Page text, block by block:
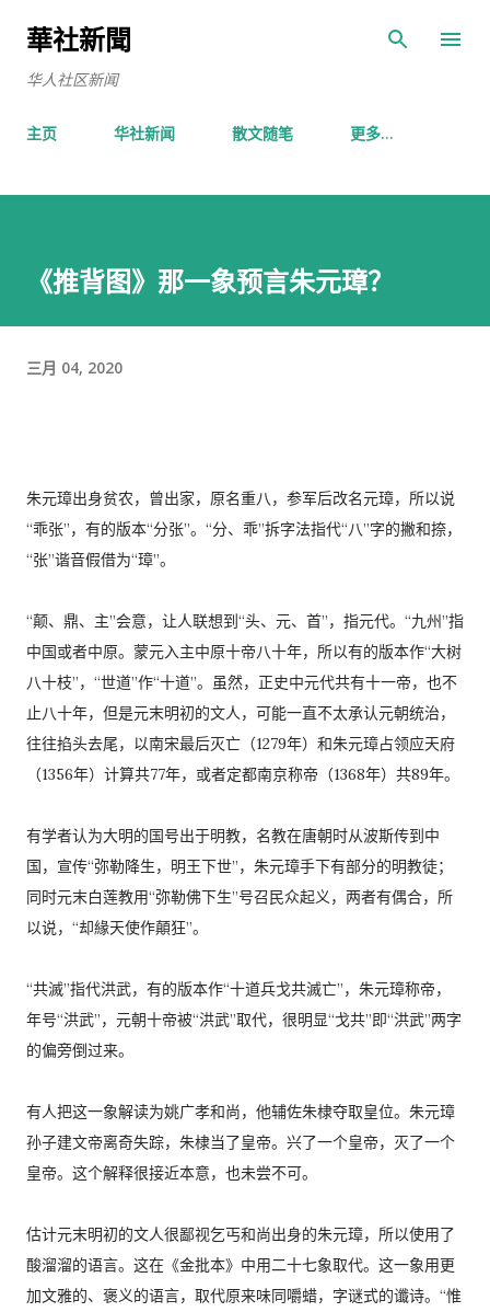
華社新聞
华人社区新闻
主页 华社新闻 散文随笔 更多…
《推背图》那一象预言朱元璋？
三月 04, 2020
朱元璋出身贫农，曾出家，原名重八，参军后改名元璋，所以说
“乖张”，有的版本“分张”。“分、乖”拆字法指代“八”字的撇和捺，
“张”谐音假借为“璋”。
“颠、鼎、主”会意，让人联想到“头、元、首”，指元代。“九州”指
中国或者中原。蒙元入主中原十帝八十年，所以有的版本作“大树
八十枝”，“世道”作“十道”。虽然，正史中元代共有十一帝，也不
止八十年，但是元末明初的文人，可能一直不太承认元朝统治，
往往掐头去尾，以南宋最后灭亡（1279年）和朱元璋占领应天府
（1356年）计算共77年，或者定都南京称帝（1368年）共89年。
有学者认为大明的国号出于明教，名教在唐朝时从波斯传到中
国，宣传“弥勒降生，明王下世”，朱元璋手下有部分的明教徒；
同时元末白莲教用“弥勒佛下生”号召民众起义，两者有偶合，所
以说，“却緣天使作顛狂”。
“共滅”指代洪武，有的版本作“十道兵戈共滅亡”，朱元璋称帝，
年号“洪武”，元朝十帝被“洪武”取代，很明显“戈共”即“洪武”两字
的偏旁倒过来。
有人把这一象解读为姚广孝和尚，他辅佐朱棣夺取皇位。朱元璋
孙子建文帝离奇失踪，朱棣当了皇帝。兴了一个皇帝，灭了一个
皇帝。这个解释很接近本意，也未尝不可。
估计元末明初的文人很鄙视乞丐和尚出身的朱元璋，所以使用了
酸溜溜的语言。这在《金批本》中用二十七象取代。这一象用更
加文雅的、褒义的语言，取代原来味同嚼蜡，字谜式的谶诗。“惟